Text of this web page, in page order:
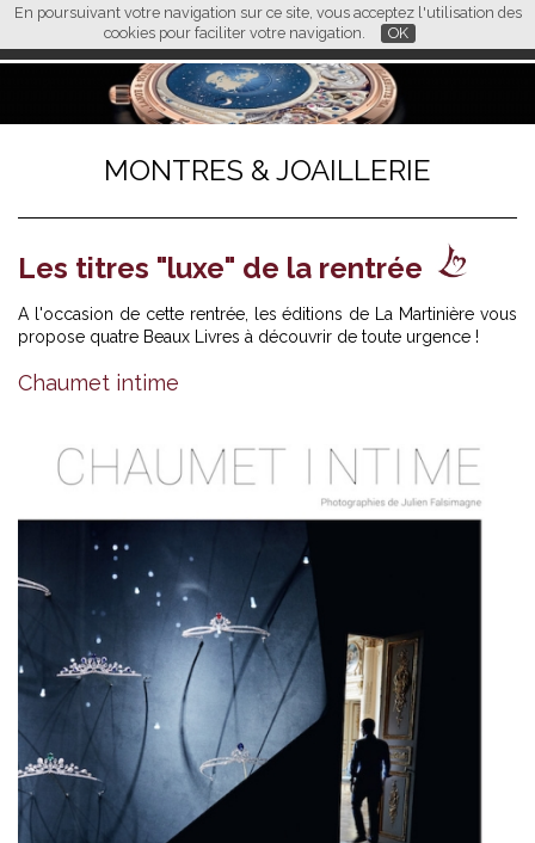
En poursuivant votre navigation sur ce site, vous acceptez l'utilisation des
cookies pour faciliter votre navigation.
OK
FR EN CN
L M
MONTRES & JOAILLERIE
Les titres "luxe" de la rentrée
A l'occasion de cette rentrée, les éditions de La Martinière vous
propose quatre Beaux Livres à découvrir de toute urgence !
Chaumet intime